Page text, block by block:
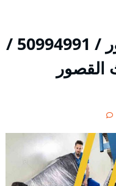
خدمة نقل عفش القصور / 50994991 /